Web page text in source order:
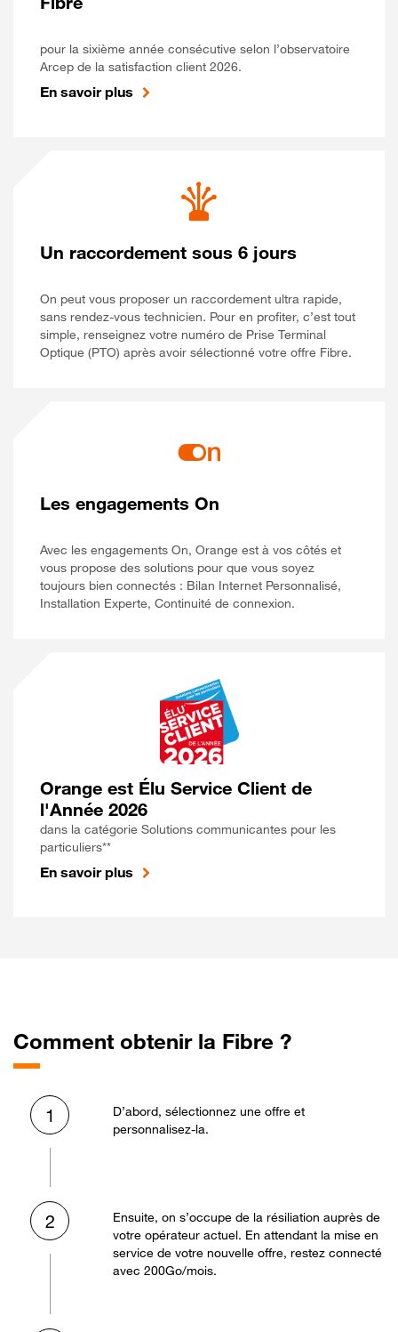
pour la sixième année consécutive selon l’observatoire
Arcep de la satisfaction client 2026.
En savoir plus
Un raccordement sous 6 jours
On peut vous proposer un raccordement ultra rapide,
sans rendez-vous technicien. Pour en profiter, c’est tout
simple, renseignez votre numéro de Prise Terminal
Optique (PTO) après avoir sélectionné votre offre Fibre.
Les engagements On
Avec les engagements On, Orange est à vos côtés et
vous propose des solutions pour que vous soyez
toujours bien connectés : Bilan Internet Personnalisé,
Installation Experte, Continuité de connexion.
Orange est Élu Service Client de
l'Année 2026
dans la catégorie Solutions communicantes pour les
particuliers**
En savoir plus
Comment obtenir la Fibre ?
1
D’abord, sélectionnez une offre et
personnalisez-la.
2
Ensuite, on s’occupe de la résiliation auprès de
votre opérateur actuel. En attendant la mise en
service de votre nouvelle offre, restez connecté
avec 200Go/mois.